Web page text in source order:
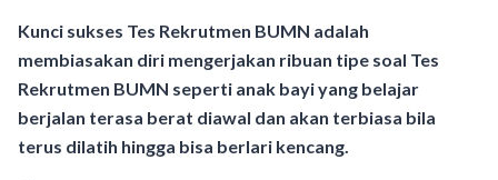
Kunci sukses Tes Rekrutmen BUMN adalah
membiasakan diri mengerjakan ribuan tipe soal Tes
Rekrutmen BUMN seperti anak bayi yang belajar
berjalan terasa berat diawal dan akan terbiasa bila
terus dilatih hingga bisa berlari kencang.